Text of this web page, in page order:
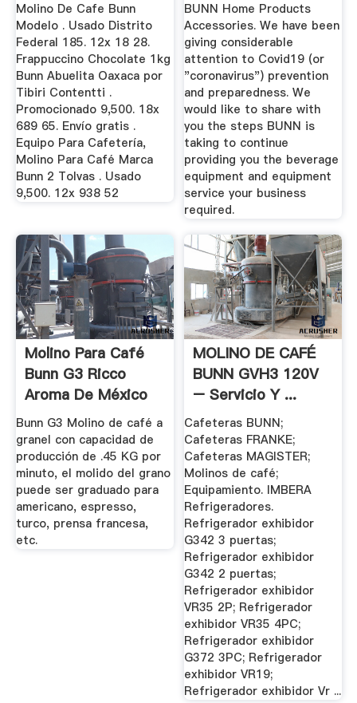
Molino De Cafe Bunn
Modelo . Usado Distrito
Federal 185. 12x 18 28.
Frappuccino Chocolate 1kg
Bunn Abuelita Oaxaca por
Tibiri Contentti .
Promocionado 9,500. 18x
689 65. Envío gratis .
Equipo Para Cafetería,
Molino Para Café Marca
Bunn 2 Tolvas . Usado
9,500. 12x 938 52
BUNN Home Products
Accessories. We have been
giving considerable
attention to Covid19 (or
"coronavirus") prevention
and preparedness. We
would like to share with
you the steps BUNN is
taking to continue
providing you the beverage
equipment and equipment
service your business
required.
Molino Para Café
Bunn G3 Ricco
Aroma De México
Bunn G3 Molino de café a
granel con capacidad de
producción de .45 KG por
minuto, el molido del grano
puede ser graduado para
americano, espresso,
turco, prensa francesa,
etc.
MOLINO DE CAFÉ
BUNN GVH3 120V
– Servicio Y ...
Cafeteras BUNN;
Cafeteras FRANKE;
Cafeteras MAGISTER;
Molinos de café;
Equipamiento. IMBERA
Refrigeradores.
Refrigerador exhibidor
G342 3 puertas;
Refrigerador exhibidor
G342 2 puertas;
Refrigerador exhibidor
VR35 2P; Refrigerador
exhibidor VR35 4PC;
Refrigerador exhibidor
G372 3PC; Refrigerador
exhibidor VR19;
Refrigerador exhibidor Vr ...